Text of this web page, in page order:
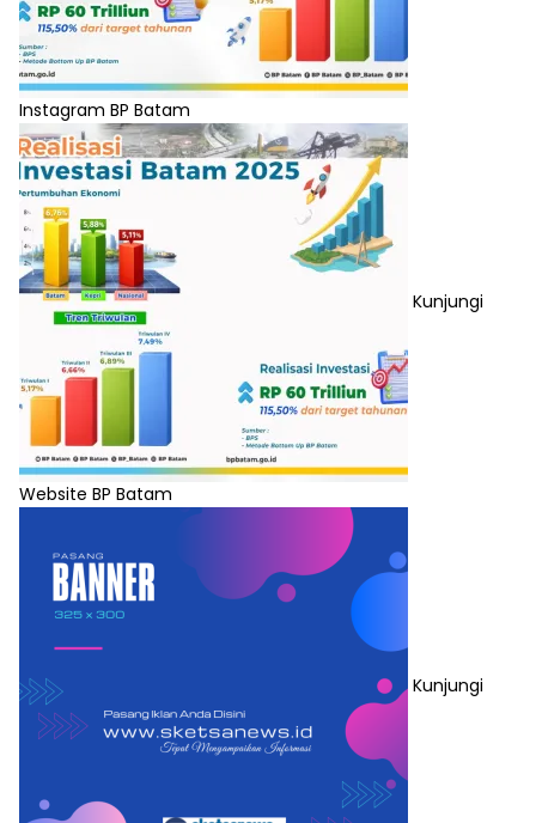
Instagram BP Batam
Kunjungi
Website BP Batam
Kunjungi